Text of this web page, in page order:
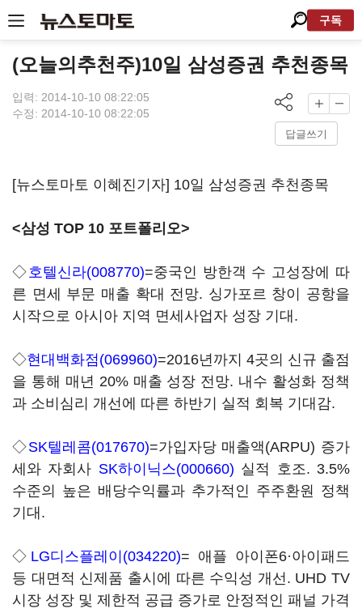
구독
(오늘의추천주)10일 삼성증권 추천종목
입력: 2014-10-10 08:22:05
수정: 2014-10-10 08:22:05
답글쓰기
[뉴스토마토 이혜진기자] 10일 삼성증권 추천종목
<삼성 TOP 10 포트폴리오>
◇호텔신라(008770)=중국인 방한객 수 고성장에 따
른 면세 부문 매출 확대 전망. 싱가포르 창이 공항을
시작으로 아시아 지역 면세사업자 성장 기대.
◇현대백화점(069960)=2016년까지 4곳의 신규 출점
을 통해 매년 20% 매출 성장 전망. 내수 활성화 정책
과 소비심리 개선에 따른 하반기 실적 회복 기대감.
◇SK텔레콤(017670)=가입자당 매출액(ARPU) 증가
세와 자회사 SK하이닉스(000660) 실적 호조. 3.5%
수준의 높은 배당수익률과 추가적인 주주환원 정책
기대.
◇ LG디스플레이(034220)= 애플 아이폰6·아이패드
등 대면적 신제품 출시에 따른 수익성 개선. UHD TV
시장 성장 및 제한적 공급 증가로 안정적인 패널 가격